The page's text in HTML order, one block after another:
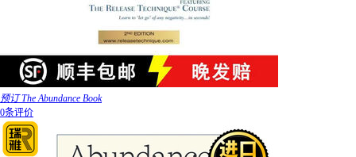
预订 The Abundance Book
0条评价